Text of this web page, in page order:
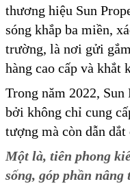
thương hiệu Sun
sóng khắp ba miền,
trường, là nơi gửi
hàng cao cấp và khắt
Trong năm 2022,
bởi không chỉ cung
tượng mà còn dẫn
Một là, tiên phong
sống, góp phần